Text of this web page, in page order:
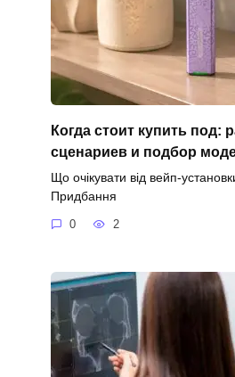
Когда стоит купить под:
сценариев и подбор
Що очікувати від вейп-
Придбання
0 2